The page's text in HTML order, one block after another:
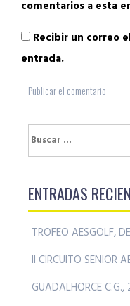
comentarios a esta
Recibir un correo
entrada.
Buscar:
ENTRADAS
TROFEO AESGOLF,
II CIRCUITO SENIOR
GUADALHORCE